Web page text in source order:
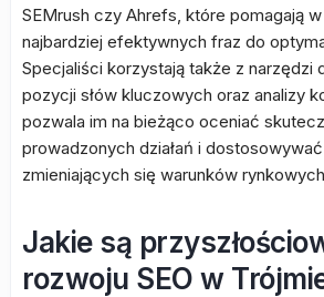
SEMrush czy Ahrefs, które pomagają
najbardziej efektywnych fraz do
Specjaliści korzystają także z narzędzi
pozycji słów kluczowych oraz analizy
pozwala im na bieżąco oceniać
prowadzonych działań i
zmieniających się warunków
Jakie są
rozwoju SEO w